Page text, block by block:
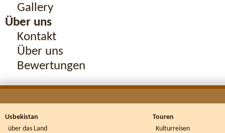
Gallery
Über uns
Kontakt
Über uns
Bewertungen
Usbekistan
über das Land
Touren
Kulturreisen